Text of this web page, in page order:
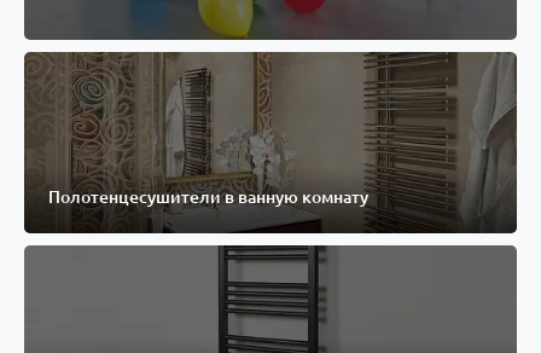
Актуальный матовый чёрный
цвет Traffic Black (RAL 9217)
Смотреть сейчас
Полотенцесушители в ванную комнату